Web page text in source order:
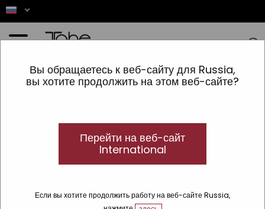
Вы обращаетесь к веб-сайту для Russia,
вы хотите продолжить на этом веб-сайте?
Перейти на веб-сайт
International
Если вы хотите продолжить работу на веб-сайте Russia,
ДЕКОРАТИВНАЯ КОСМЕТИКА » Линии TNC »Акриловый Дисплей